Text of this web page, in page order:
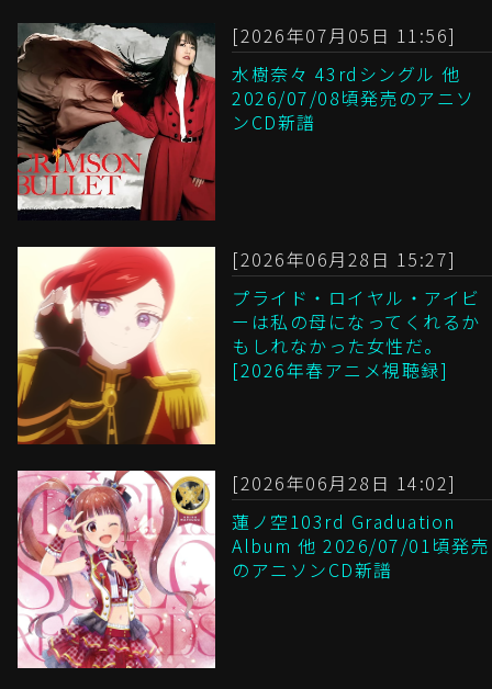
[2026年07月05日 11:56]
水樹奈々 43rdシングル 他
2026/07/08頃発売のアニソ
ンCD新譜
[2026年06月28日 15:27]
プライド・ロイヤル・アイビ
ーは私の母になってくれるか
もしれなかった女性だ。
[2026年春アニメ視聴録]
[2026年06月28日 14:02]
蓮ノ空103rd Graduation
Album 他 2026/07/01頃発売
のアニソンCD新譜